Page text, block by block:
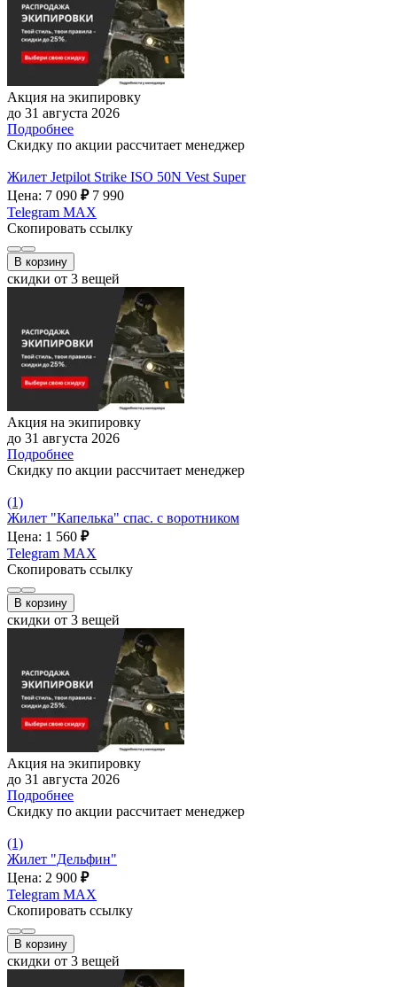
Акция на экипировку
до 31 августа 2026
Подробнее
Скидку по акции рассчитает менеджер
Жилет Jetpilot Strike ISO 50N Vest Super
Цена: 7 090 ₽ 7 990
Telegram MAX
Скопировать ссылку
В корзину
скидки от 3 вещей
Акция на экипировку
до 31 августа 2026
Подробнее
Скидку по акции рассчитает менеджер
(1)
Жилет "Капелька" спас. c воротником
Цена: 1 560 ₽
Telegram MAX
Скопировать ссылку
В корзину
скидки от 3 вещей
Акция на экипировку
до 31 августа 2026
Подробнее
Скидку по акции рассчитает менеджер
(1)
Жилет "Дельфин"
Цена: 2 900 ₽
Telegram MAX
Скопировать ссылку
В корзину
скидки от 3 вещей